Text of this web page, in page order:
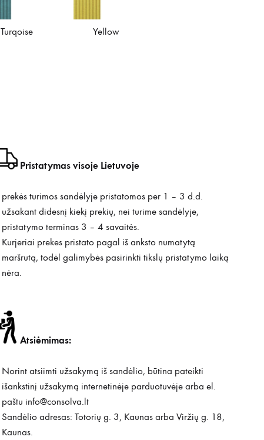
Turqoise Yellow
Pristatymas visoje Lietuvoje
prekės turimos sandėlyje pristatomos per 1 – 3 d.d.
užsakant didesnį kiekį prekių, nei turime sandėlyje,
pristatymo terminas 3 – 4 savaitės.
Kurjeriai prekes pristato pagal iš anksto numatytą
maršrutą, todėl galimybės pasirinkti tikslų pristatymo laiką
nėra.
Atsiėmimas:
Norint atsiimti užsakymą iš sandėlio, būtina pateikti
išankstinį užsakymą internetinėje parduotuvėje arba el.
paštu info@consolva.lt
Sandėlio adresas: Totorių g. 3, Kaunas arba Viržių g. 18,
Kaunas.